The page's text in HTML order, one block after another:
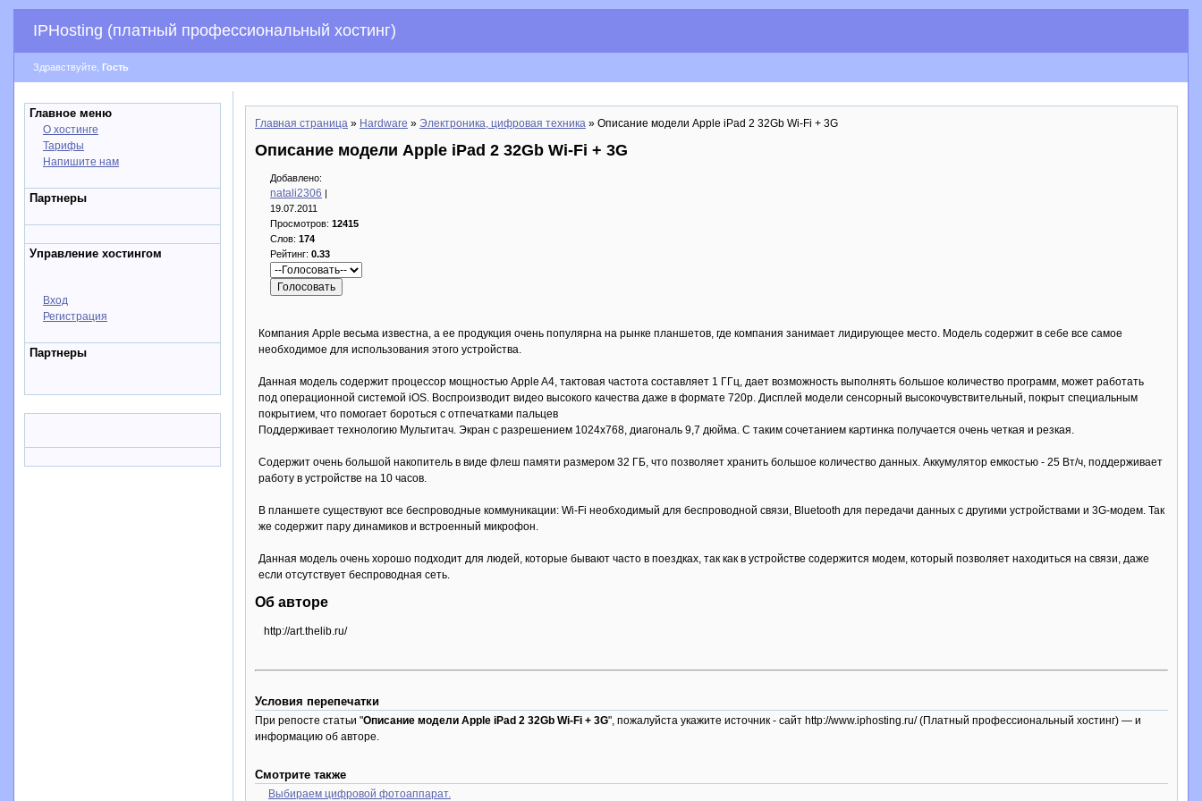
IPHosting (платный профессиональный хостинг)
Здравствуйте, Гость
Главное меню
О хостинге
Тарифы
Напишите нам
Партнеры
Управление хостингом
Вход
Регистрация
Партнеры
Главная страница » Hardware » Электроника, цифровая техника » Описание модели Apple iPad 2 32Gb Wi-Fi + 3G
Описание модели Apple iPad 2 32Gb Wi-Fi + 3G
Добавлено:
natali2306 |
19.07.2011
Просмотров: 12415
Слов: 174
Рейтинг: 0.33
Компания Apple весьма известна, а ее продукция очень популярна на рынке планшетов, где компания занимает лидирующее место. Модель содержит в себе все самое
необходимое для использования этого устройства.
Данная модель содержит процессор мощностью Apple A4, тактовая частота составляет 1 ГГц, дает возможность выполнять большое количество программ, может работать
под операционной системой iOS. Воспроизводит видео высокого качества даже в формате 720p. Дисплей модели сенсорный высокочувствительный, покрыт специальным
покрытием, что помогает бороться с отпечатками пальцев
Поддерживает технологию Мультитач. Экран с разрешением 1024х768, диагональ 9,7 дюйма. С таким сочетанием картинка получается очень четкая и резкая.
Содержит очень большой накопитель в виде флеш памяти размером 32 ГБ, что позволяет хранить большое количество данных. Аккумулятор емкостью - 25 Вт/ч, поддерживает
работу в устройстве на 10 часов.
В планшете существуют все беспроводные коммуникации: Wi-Fi необходимый для беспроводной связи, Bluetooth для передачи данных с другими устройствами и 3G-модем. Так
же содержит пару динамиков и встроенный микрофон.
Данная модель очень хорошо подходит для людей, которые бывают часто в поездках, так как в устройстве содержится модем, который позволяет находиться на связи, даже
если отсутствует беспроводная сеть.
Об авторе
http://art.thelib.ru/
Условия перепечатки
При репосте статьи "Описание модели Apple iPad 2 32Gb Wi-Fi + 3G", пожалуйста укажите источник - сайт http://www.iphosting.ru/ (Платный профессиональный хостинг) — и
информацию об авторе.
Смотрите также
Выбираем цифровой фотоаппарат.